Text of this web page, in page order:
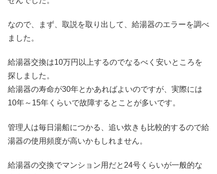
なので、まず、取説を取り出して、給湯器のエラーを調べ
ました。
給湯器交換は10万円以上するのでなるべく安いところを
探しました。
給湯器の寿命が30年とかあればよいのですが、実際には
10年～15年くらいで故障するとことが多いです。
管理人は毎日湯船につかる、追い炊きも比較的するので給
湯器の使用頻度が高いかもしれません。
給湯器の交換でマンション用だと24号くらいが一般的な